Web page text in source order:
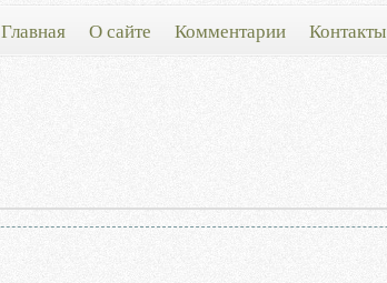
Главная О сайте Комментарии Контакты